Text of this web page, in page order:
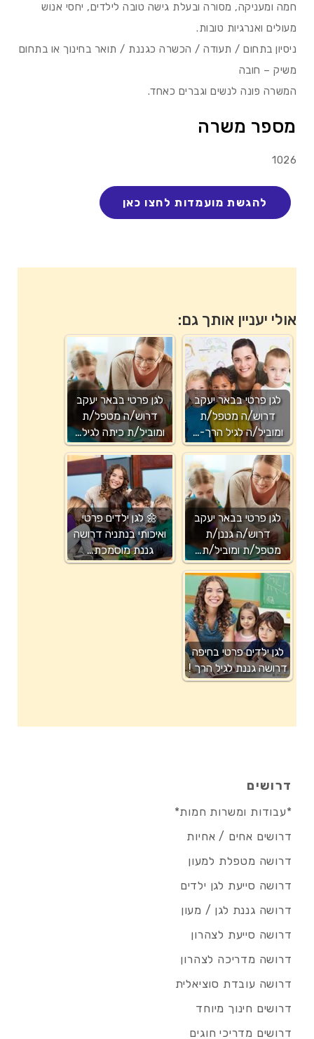
חמה ומעניקה, מסורה ובעלת גישה טובה לילדים, יחסי אנוש
מעולים ואנרגיות טובות.
ניסיון בתחום / תעודה / הכשרה כגננת / תואר בחינוך או בתחום
משיק – חובה
המשרה פונה לנשים וגברים כאחד.
מספר משרה
1026
אולי יעניין אותך גם:
לגן פרטי בבאר יעקב
דרוש/ה מטפל/ת
ומוביל/ה לגיל הרך-…
לגן פרטי בבאר יעקב
דרוש/ה מטפל/ת
ומוביל/ת כיתה לגיל…
לגן פרטי בבאר יעקב
דרוש/ה גננן/ת
מטפל/ת ומוביל/ת…
🌼 לגן ילדים פרטי
ואיכותי בנתניה דרושה
גננת מוסמכת…
לגן ילדים פרטי בחיפה
דרושה גננת לגיל הרך !
דרושים
*עבודות ומשרות חמות*
דרושים אחים / אחיות
דרושה מטפלת למעון
דרושה סייעת לגן ילדים
דרושה גננת לגן / מעון
דרושה סייעת לצהרון
דרושה מדריכה לצהרון
דרושה עובדת סוציאלית
דרושים חינוך מיוחד
דרושים מדריכי חוגים